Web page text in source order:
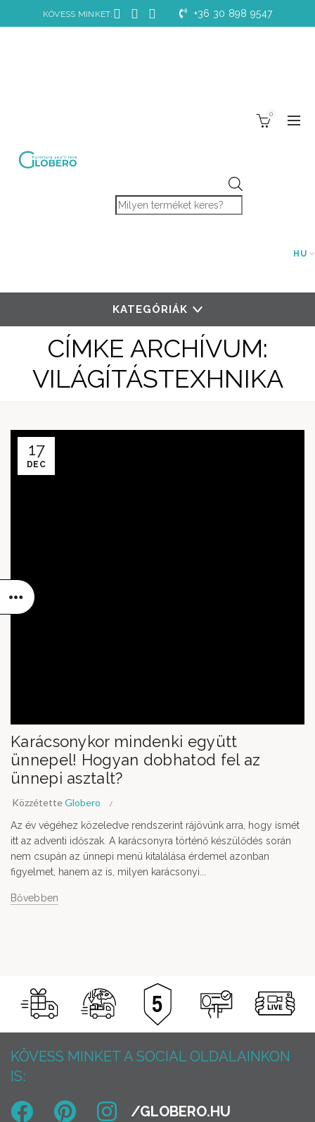
KÖVESS MINKET: +36 30 898 9547
Products search
0
HU
KATEGÓRIÁK
CÍMKE ARCHÍVUM:
VILÁGÍTÁSTEXHNIKA
17
DEC
Karácsonykor mindenki együtt
ünnepel! Hogyan dobhatod fel az
ünnepi asztalt?
KözzétetteGlobero
Az év végéhez közeledve rendszerint rájövünk arra, hogy ismét
itt az adventi időszak. A karácsonyra történő készülődés során
nem csupán az ünnepi menü kitalálása érdemel azonban
figyelmet, hanem az is, milyen karácsonyi...
Bővebben
KÖVESS MINKET A SOCIAL OLDALAINKON
IS: